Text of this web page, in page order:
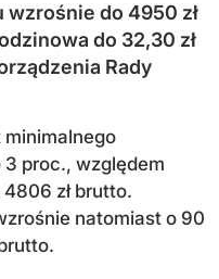
wzrośnie do 4950 zł
do 32,30 zł
Rady
3 proc., względem
zł brutto.
natomiast o 90